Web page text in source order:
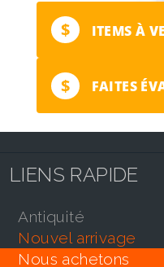
$ ITEMS À
$ FAITES
LIENS RAPIDE
antiquité
nouvel arrivage
nous achetons